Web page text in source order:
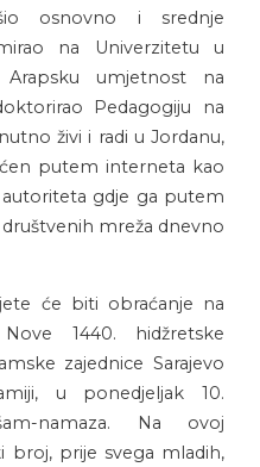
osnovno i srednje
na Univerzitetu u
Arapsku umjetnost na
Pedagogiju na
živi i radi u Jordanu,
putem interneta kao
gdje ga putem
mreža dnevno
će biti obraćanje na
1440. hidžretske
zajednice Sarajevo
u ponedjeljak 10.
namaza. Na ovoj
broj, prije svega mladih,